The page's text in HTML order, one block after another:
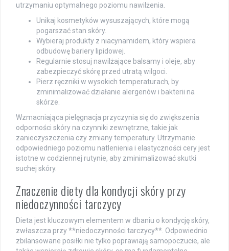
utrzymaniu optymalnego poziomu nawilżenia.
Unikaj kosmetyków wysuszających, które mogą
pogarszać stan skóry.
Wybieraj produkty z niacynamidem, który wspiera
odbudowę bariery lipidowej.
Regularnie stosuj nawilżające balsamy i oleje, aby
zabezpieczyć skórę przed utratą wilgoci.
Pierz ręczniki w wysokich temperaturach, by
zminimalizować działanie alergenów i bakterii na
skórze.
Wzmacniająca pielęgnacja przyczynia się do zwiększenia
odporności skóry na czynniki zewnętrzne, takie jak
zanieczyszczenia czy zmiany temperatury. Utrzymanie
odpowiedniego poziomu natlenienia i elastyczności cery jest
istotne w codziennej rutynie, aby zminimalizować skutki
suchej skóry.
Znaczenie diety dla kondycji skóry przy
niedoczynności tarczycy
Dieta jest kluczowym elementem w dbaniu o kondycję skóry,
zwłaszcza przy **niedoczynności tarczycy**. Odpowiednio
zbilansowane posiłki nie tylko poprawiają samopoczucie, ale